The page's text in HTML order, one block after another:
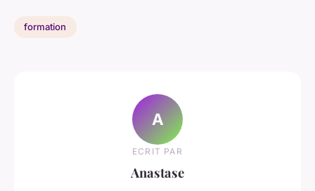
formation
A
ECRIT PAR
Anastase